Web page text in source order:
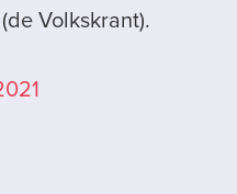
Volkskrant).